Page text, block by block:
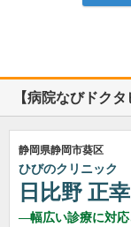
【病院なびドク
静岡県静岡市葵区
ひびのクリニック
日比野 正幸
幅広い診療に対